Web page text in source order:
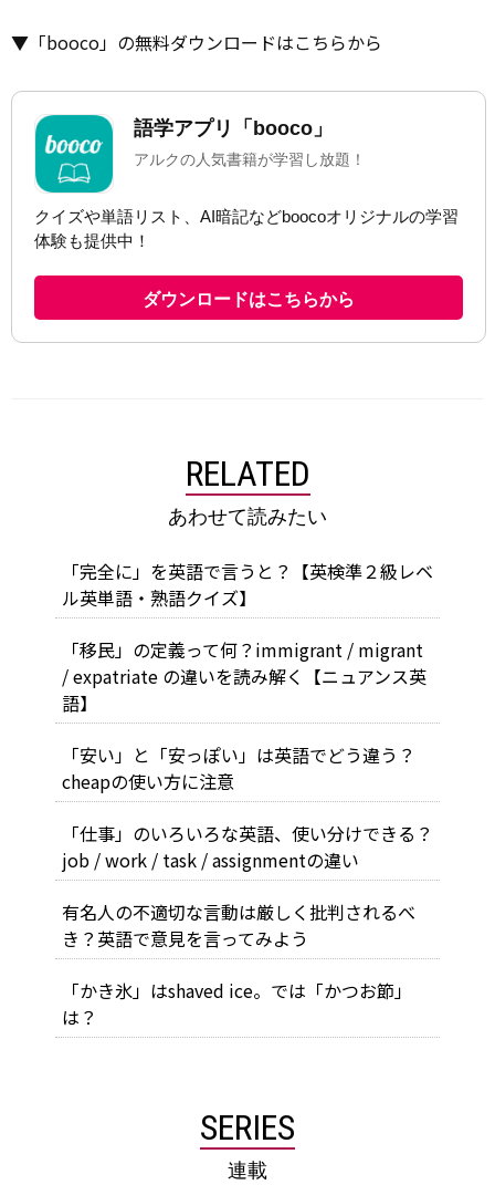
▼「booco」の無料ダウンロードはこちらから
RELATED
あわせて読みたい
「完全に」を英語で言うと？【英検準２級レベ
ル英単語・熟語クイズ】
「移民」の定義って何？immigrant / migrant
/ expatriate の違いを読み解く【ニュアンス英
語】
「安い」と「安っぽい」は英語でどう違う？
cheapの使い方に注意
「仕事」のいろいろな英語、使い分けできる？
job / work / task / assignmentの違い
有名人の不適切な言動は厳しく批判されるべ
き？英語で意見を言ってみよう
「かき氷」はshaved ice。では「かつお節」
は？
SERIES
連載